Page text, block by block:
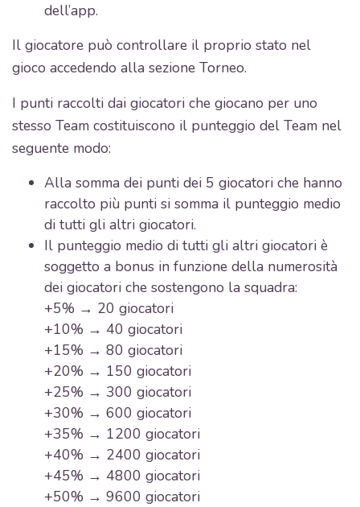
dell’app.
Il giocatore può controllare il proprio stato nel
gioco accedendo alla sezione Torneo.
I punti raccolti dai giocatori che giocano per uno
stesso Team costituiscono il punteggio del Team nel
seguente modo:
Alla somma dei punti dei 5 giocatori che hanno
raccolto più punti si somma il punteggio medio
di tutti gli altri giocatori.
Il punteggio medio di tutti gli altri giocatori è
soggetto a bonus in funzione della numerosità
dei giocatori che sostengono la squadra:
+5% → 20 giocatori
+10% → 40 giocatori
+15% → 80 giocatori
+20% → 150 giocatori
+25% → 300 giocatori
+30% → 600 giocatori
+35% → 1200 giocatori
+40% → 2400 giocatori
+45% → 4800 giocatori
+50% → 9600 giocatori